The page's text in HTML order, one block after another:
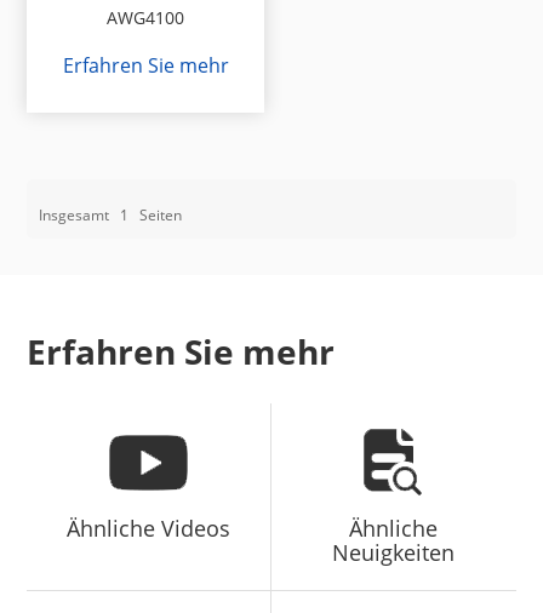
AWG4100
Erfahren Sie mehr
Insgesamt 1 Seiten
Erfahren Sie mehr
Ähnliche Videos
Ähnliche
Neuigkeiten